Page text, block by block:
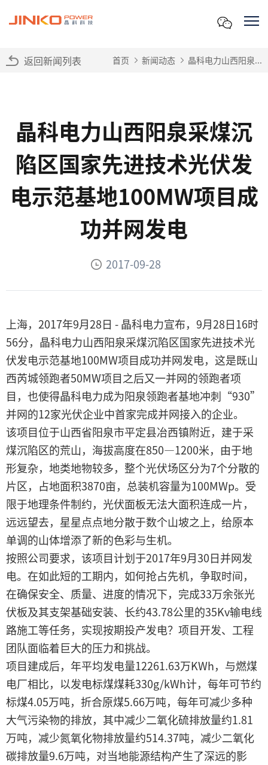
返回新闻列表 首页 新闻动态 晶科电力山西阳泉...
晶科电力山西阳泉采煤沉
陷区国家先进技术光伏发
电示范基地100MW项目成
功并网发电
2017-09-28
上海，2017年9月28日 - 晶科电力宣布，9月28日16时
56分，晶科电力山西阳泉采煤沉陷区国家先进技术光
伏发电示范基地100MW项目成功并网发电，这是既山
西芮城领跑者50MW项目之后又一并网的领跑者项
目，也使得晶科电力成为阳泉领跑者基地冲刺“930”
并网的12家光伏企业中首家完成并网接入的企业。
该项目位于山西省阳泉市平定县冶西镇附近，建于采
煤沉陷区的荒山，海拔高度在850—1200米，由于地
形复杂，地类地物较多，整个光伏场区分为7个分散的
片区，占地面积3870亩，总装机容量为100MWp。受
限于地理条件制约，光伏面板无法大面积连成一片，
远远望去，星星点点地分散于数个山坡之上，给原本
单调的山体增添了新的色彩与生机。
按照公司要求，该项目计划于2017年9月30日并网发
电。在如此短的工期内，如何抢占先机，争取时间，
在确保安全、质量、进度的情况下，完成33万余张光
伏板及其支架基础安装、长约43.78公里的35Kv输电线
路施工等任务，实现按期投产发电？项目开发、工程
团队面临着巨大的压力和挑战。
项目建成后，年平均发电量12261.63万KWh，与燃煤
电厂相比，以发电标煤煤耗330g/kWh计，每年可节约
标煤4.05万吨，折合原煤5.66万吨，每年可减少多种
大气污染物的排放，其中减少二氧化硫排放量约1.81
万吨，减少氮氧化物排放量约514.37吨，减少二氧化
碳排放量9.6万吨，对当地能源结构产生了深远的影